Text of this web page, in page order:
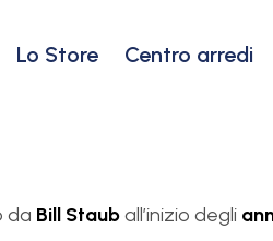
Lo Store Centro arredi
da Bill Stauball’inizio degli